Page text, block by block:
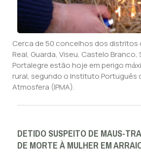
Cerca de 50 concelhos dos distritos
Real, Guarda, Viseu, Castelo Branco,
Portalegre estão hoje em perigo
rural, segundo o Instituto Português
Atmosfera (IPMA).
DETIDO SUSPEITO DE MAUS-
DE MORTE À MULHER EM